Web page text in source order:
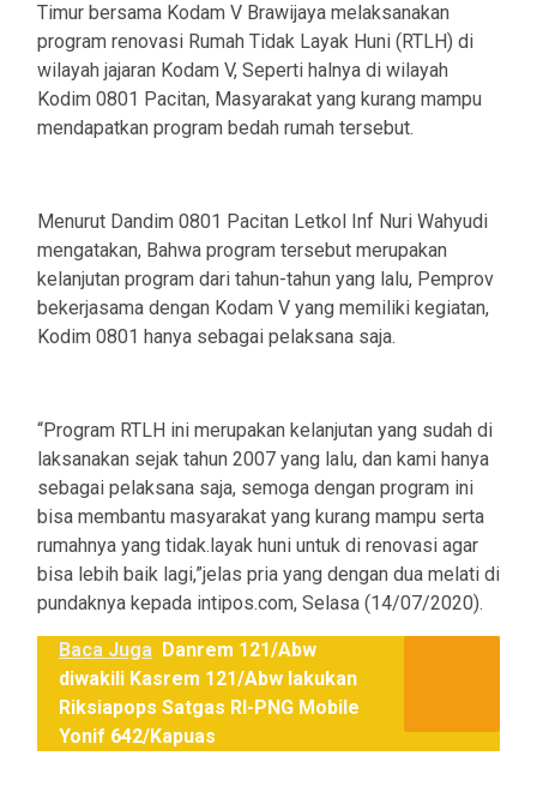
Timur bersama Kodam V Brawijaya melaksanakan
program renovasi Rumah Tidak Layak Huni (RTLH) di
wilayah jajaran Kodam V, Seperti halnya di wilayah
Kodim 0801 Pacitan, Masyarakat yang kurang mampu
mendapatkan program bedah rumah tersebut.
Menurut Dandim 0801 Pacitan Letkol Inf Nuri Wahyudi
mengatakan, Bahwa program tersebut merupakan
kelanjutan program dari tahun-tahun yang lalu, Pemprov
bekerjasama dengan Kodam V yang memiliki kegiatan,
Kodim 0801 hanya sebagai pelaksana saja.
“Program RTLH ini merupakan kelanjutan yang sudah di
laksanakan sejak tahun 2007 yang lalu, dan kami hanya
sebagai pelaksana saja, semoga dengan program ini
bisa membantu masyarakat yang kurang mampu serta
rumahnya yang tidak.layak huni untuk di renovasi agar
bisa lebih baik lagi,”jelas pria yang dengan dua melati di
pundaknya kepada intipos.com, Selasa (14/07/2020).
Baca Juga Danrem 121/Abw
diwakili Kasrem 121/Abw lakukan
Riksiapops Satgas RI-PNG Mobile
Yonif 642/Kapuas